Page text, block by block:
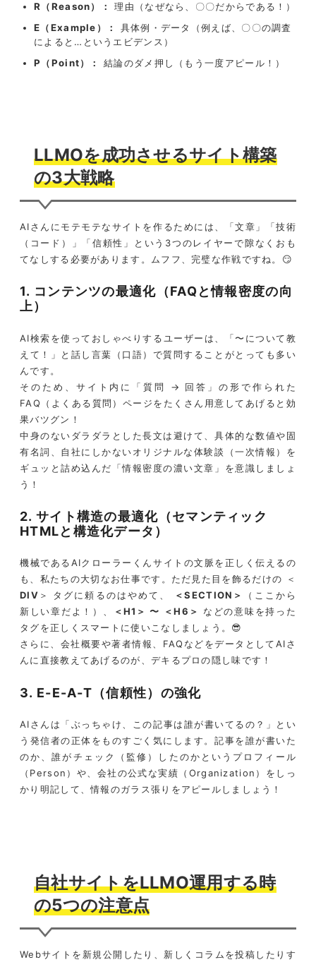
R（Reason）：
理由（なぜなら、〇〇だからである！）
E（Example）：
具体例・データ（例えば、〇〇の調査
によると…というエビデンス）
P（Point）：
結論のダメ押し（もう一度アピール！）
LLMOを成功させるサイト構築
の3大戦略
AIさんにモテモテなサイトを作るためには、「文章」「技術
（コード）」「信頼性」という3つのレイヤーで隙なくおも
てなしする必要があります。ムフフ、完璧な作戦ですね。😏
1. コンテンツの最適化（FAQと情報密度の向
上）
AI検索を使っておしゃべりするユーザーは、「〜について教
えて！」と話し言葉（口語）で質問することがとっても多い
んです。
そのため、サイト内に「質問 → 回答」の形で作られた
FAQ（よくある質問）ページをたくさん用意してあげると効
果バツグン！
中身のないダラダラとした長文は避けて、具体的な数値や固
有名詞、自社にしかないオリジナルな体験談（一次情報）を
ギュッと詰め込んだ「情報密度の濃い文章」を意識しましょ
う！
2. サイト構造の最適化（セマンティック
HTMLと構造化データ）
機械であるAIクローラーくんサイトの文脈を正しく伝えるの
も、私たちの大切なお仕事です。ただ見た目を飾るだけの ＜
DIV ＞ タグに頼るのはやめて、 ＜SECTION＞
（ここから
新しい章だよ！）、
＜H1＞ 〜 ＜H6＞
などの意味を持った
タグを正しくスマートに使いこなしましょう。😎
さらに、会社概要や著者情報、FAQなどをデータとしてAIさ
んに直接教えてあげるのが、デキるプロの隠し味です！
3. E-E-A-T（信頼性）の強化
AIさんは「ぶっちゃけ、この記事は誰が書いてるの？」とい
う発信者の正体をものすごく気にします。記事を誰が書いた
のか、誰がチェック（監修）したのかというプロフィール
（Person）や、会社の公式な実績（Organization）をしっ
かり明記して、情報のガラス張りをアピールしましょう！
自社サイトをLLMO運用する時
の5つの注意点
Webサイトを新規公開したり、新しくコラムを投稿したりす